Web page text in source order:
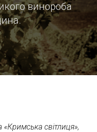
винороба
світлиця»,